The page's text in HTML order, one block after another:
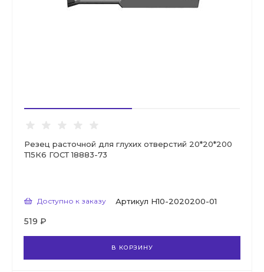
Резец расточной для глухих отверстий 20*20*200
Т15К6 ГОСТ 18883-73
Доступно к заказу Артикул Н10-2020200-01
519 ₽
В КОРЗИНУ